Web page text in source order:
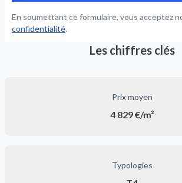
En soumettant ce formulaire, vous acceptez
confidentialité.
Les chiffres clés
Prix moyen
4 829 €/m²
Typologies